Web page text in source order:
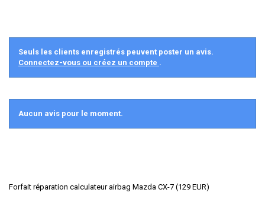
Seuls les clients enregistrés peuvent poster un avis.
Connectez-vous ou créez un compte .
Aucun avis pour le moment.
Forfait réparation calculateur airbag Mazda CX-7 (129 EUR)